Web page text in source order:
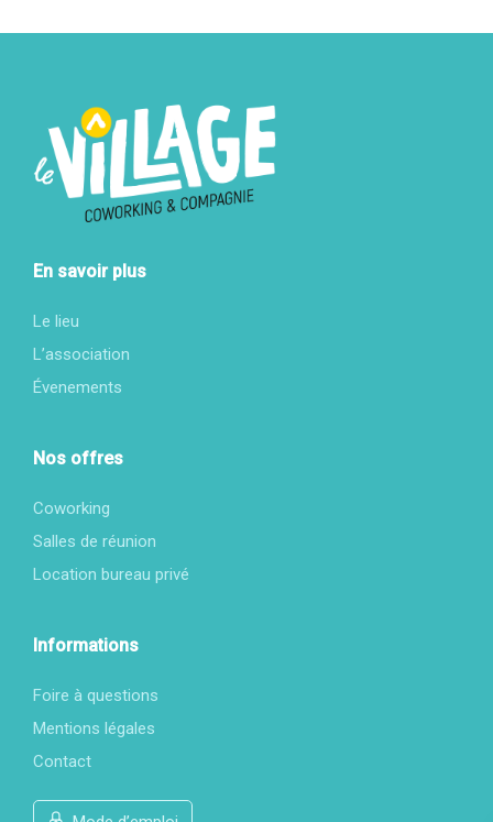
En savoir plus
Le lieu
L’association
Évenements
Nos offres
Coworking
Salles de réunion
Location bureau privé
Informations
Foire à questions
Mentions légales
Contact